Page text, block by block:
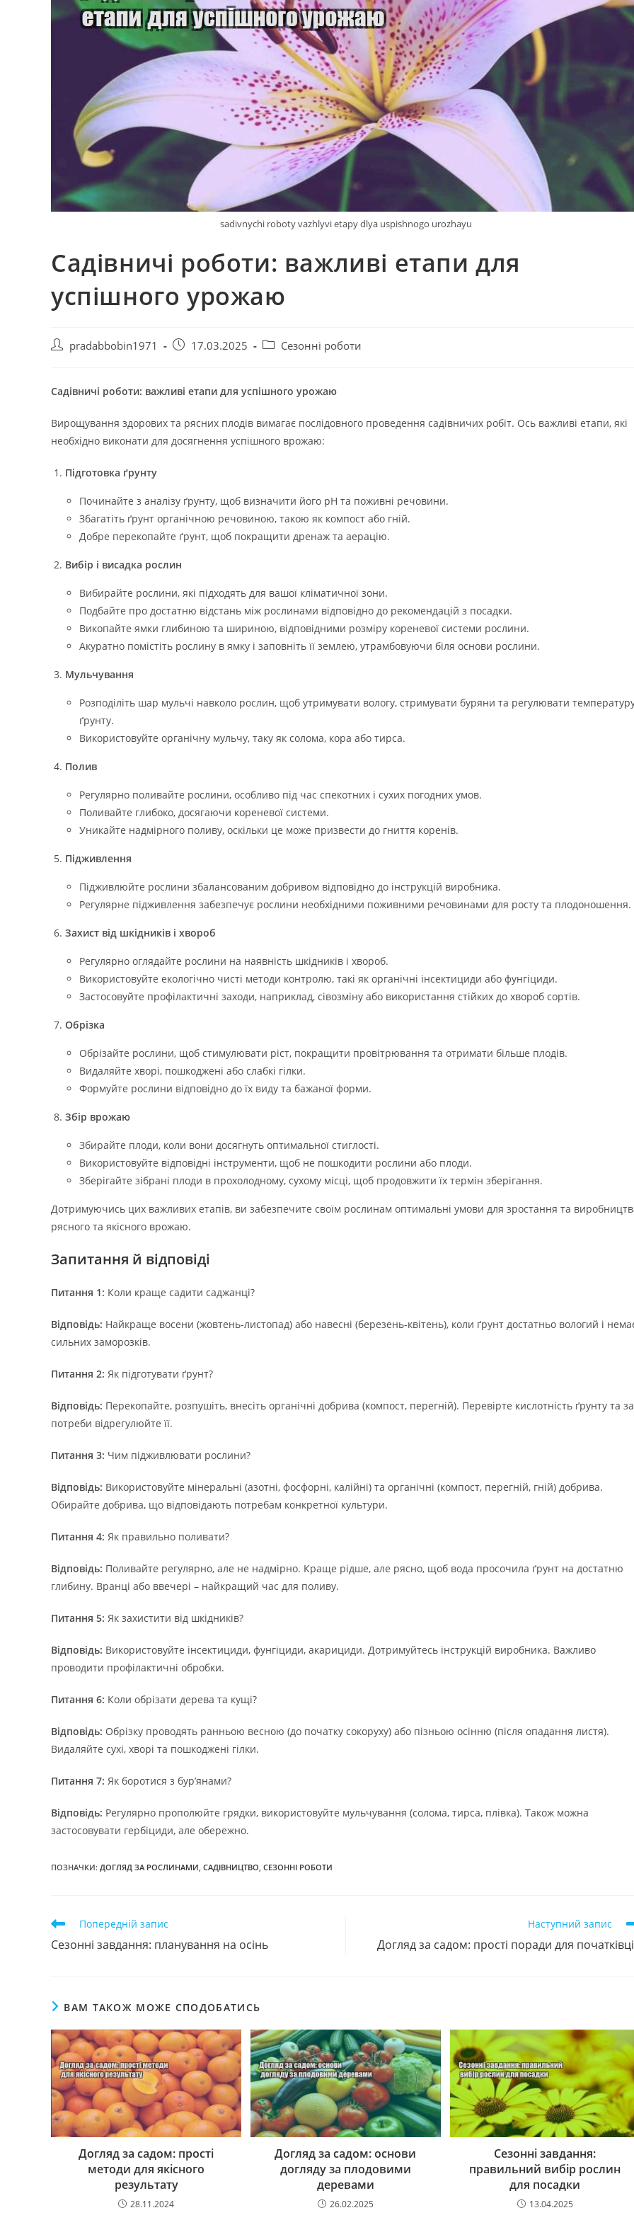
sadivnychi roboty vazhlyvi etapy dlya uspishnogo urozhayu
Садівничі роботи: важливі етапи для
успішного урожаю
Авторpradabbobin1971
Запис17.03.2025
Категорія
Сезонні роботи
Садівничі роботи: важливі етапи для успішного урожаю
Вирощування здорових та рясних плодів вимагає послідовного проведення садівничих робіт. Ось важливі етапи, які
необхідно виконати для досягнення успішного врожаю:
Підготовка ґрунту
Починайте з аналізу ґрунту, щоб визначити його pH та поживні речовини.
Збагатіть ґрунт органічною речовиною, такою як компост або гній.
Добре перекопайте ґрунт, щоб покращити дренаж та аерацію.
Вибір і висадка рослин
Вибирайте рослини, які підходять для вашої кліматичної зони.
Подбайте про достатню відстань між рослинами відповідно до рекомендацій з посадки.
Викопайте ямки глибиною та шириною, відповідними розміру кореневої системи рослини.
Акуратно помістіть рослину в ямку і заповніть її землею, утрамбовуючи біля основи рослини.
Мульчування
Розподіліть шар мульчі навколо рослин, щоб утримувати вологу, стримувати буряни та регулювати
ґрунту.
Використовуйте органічну мульчу, таку як солома, кора або тирса.
Полив
Регулярно поливайте рослини, особливо під час спекотних і сухих погодних умов.
Поливайте глибоко, досягаючи кореневої системи.
Уникайте надмірного поливу, оскільки це може призвести до гниття коренів.
Підживлення
Підживлюйте рослини збалансованим добривом відповідно до інструкцій виробника.
Регулярне підживлення забезпечує рослини необхідними поживними речовинами для росту та плодоношення.
Захист від шкідників і хвороб
Регулярно оглядайте рослини на наявність шкідників і хвороб.
Використовуйте екологічно чисті методи контролю, такі як органічні інсектициди або фунгіциди.
Застосовуйте профілактичні заходи, наприклад, сівозміну або використання стійких до хвороб сортів.
Обрізка
Обрізайте рослини, щоб стимулювати ріст, покращити провітрювання та отримати більше плодів.
Видаляйте хворі, пошкоджені або слабкі гілки.
Формуйте рослини відповідно до їх виду та бажаної форми.
Збір врожаю
Збирайте плоди, коли вони досягнуть оптимальної стиглості.
Використовуйте відповідні інструменти, щоб не пошкодити рослини або плоди.
Зберігайте зібрані плоди в прохолодному, сухому місці, щоб продовжити їх термін зберігання.
Дотримуючись цих важливих етапів, ви забезпечите своїм рослинам оптимальні умови для зростання та
рясного та якісного врожаю.
Запитання й відповіді
Питання 1: Коли краще садити саджанці?
Відповідь: Найкраще восени (жовтень-листопад) або навесні (березень-квітень), коли ґрунт достатньо вологий і
сильних заморозків.
Питання 2: Як підготувати ґрунт?
Відповідь: Перекопайте, розпушіть, внесіть органічні добрива (компост, перегній). Перевірте кислотність ґрунту та за
потреби відрегулюйте її.
Питання 3: Чим підживлювати рослини?
Відповідь: Використовуйте мінеральні (азотні, фосфорні, калійні) та органічні (компост, перегній, гній) добрива.
Обирайте добрива, що відповідають потребам конкретної культури.
Питання 4: Як правильно поливати?
Відповідь: Поливайте регулярно, але не надмірно. Краще рідше, але рясно, щоб вода просочила ґрунт на достатню
глибину. Вранці або ввечері – найкращий час для поливу.
Питання 5: Як захистити від шкідників?
Відповідь: Використовуйте інсектициди, фунгіциди, акарициди. Дотримуйтесь інструкцій виробника. Важливо
проводити профілактичні обробки.
Питання 6: Коли обрізати дерева та кущі?
Відповідь: Обрізку проводять ранньою весною (до початку сокоруху) або пізньою осінню (після опадання листя).
Видаляйте сухі, хворі та пошкоджені гілки.
Питання 7: Як боротися з бур’янами?
Відповідь: Регулярно прополюйте грядки, використовуйте мульчування (солома, тирса, плівка). Також можна
застосовувати гербіциди, але обережно.
ПОЗНАЧКИ: ДОГЛЯД ЗА РОСЛИНАМИ, САДІВНИЦТВО, СЕЗОННІ РОБОТИ
Прочитати
статей
Попередній запис
Сезонні завдання: планування на осінь
Наступний запис
Догляд за садом: прості поради для
ВАМ ТАКОЖ МОЖЕ СПОДОБАТИСЬ
Догляд за садом: прості
методи для якісного
результату
28.11.2024
Догляд за садом: основи
догляду за плодовими
деревами
26.02.2025
Сезонні завдання:
правильний вибір рослин
для посадки
13.04.2025